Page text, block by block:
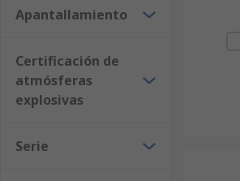
Apantallamiento
Certificación de
atmósferas
explosivas
Serie